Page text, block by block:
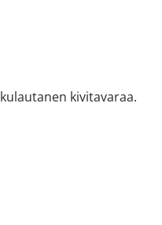
kivitavaraa.